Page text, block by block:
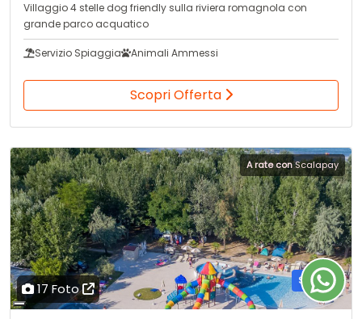
Villaggio 4 stelle dog friendly sulla riviera romagnola con
grande parco acquatico
Servizio Spiaggia Animali Ammessi
Scopri Offerta
17 Foto
A rate conScalapay
Sul Mare